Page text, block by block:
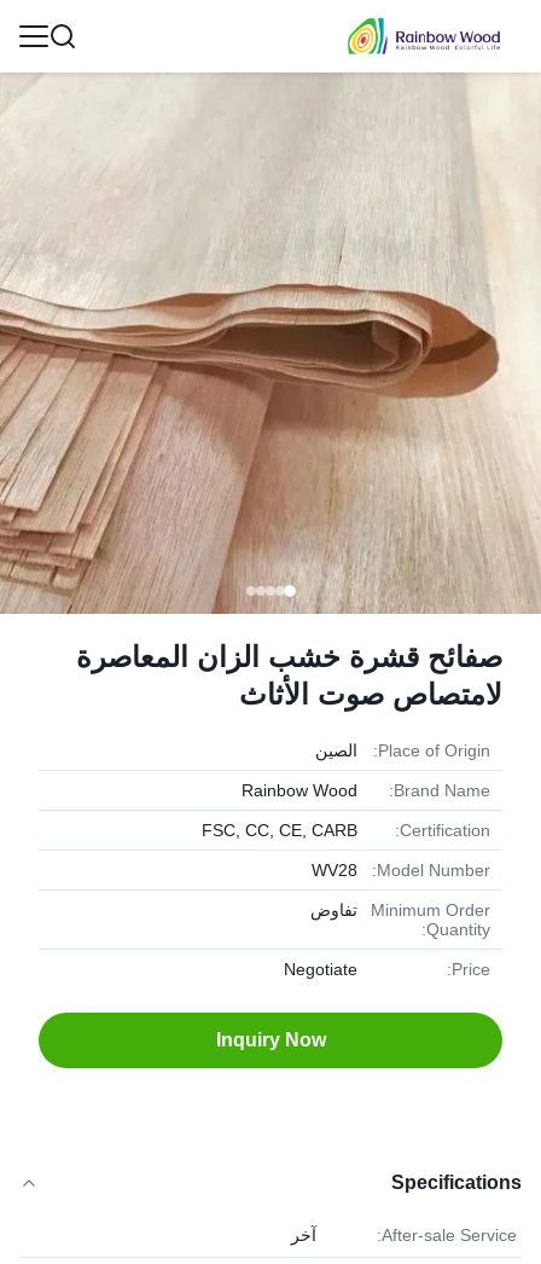
صفائح قشرة خشب الزان المعاصرة
لامتصاص صوت الأثاث
Place of Origin: الصين
Brand Name:
Rainbow Wood
Certification:
FSC, CC, CE, CARB
Model Number:
WV28
Minimum Order
Quantity:
تفاوض
Price:
Negotiate
Inquiry Now
Specifications
After-sale Service: آخر